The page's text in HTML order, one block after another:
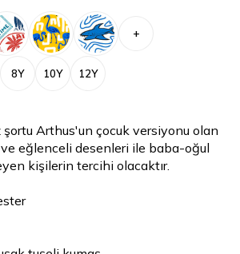
+
8Y 10Y 12Y
Arthus'un çocuk versiyonu olan
eğlenceli desenleri ile baba-oğul
kişilerin tercihi olacaktır.